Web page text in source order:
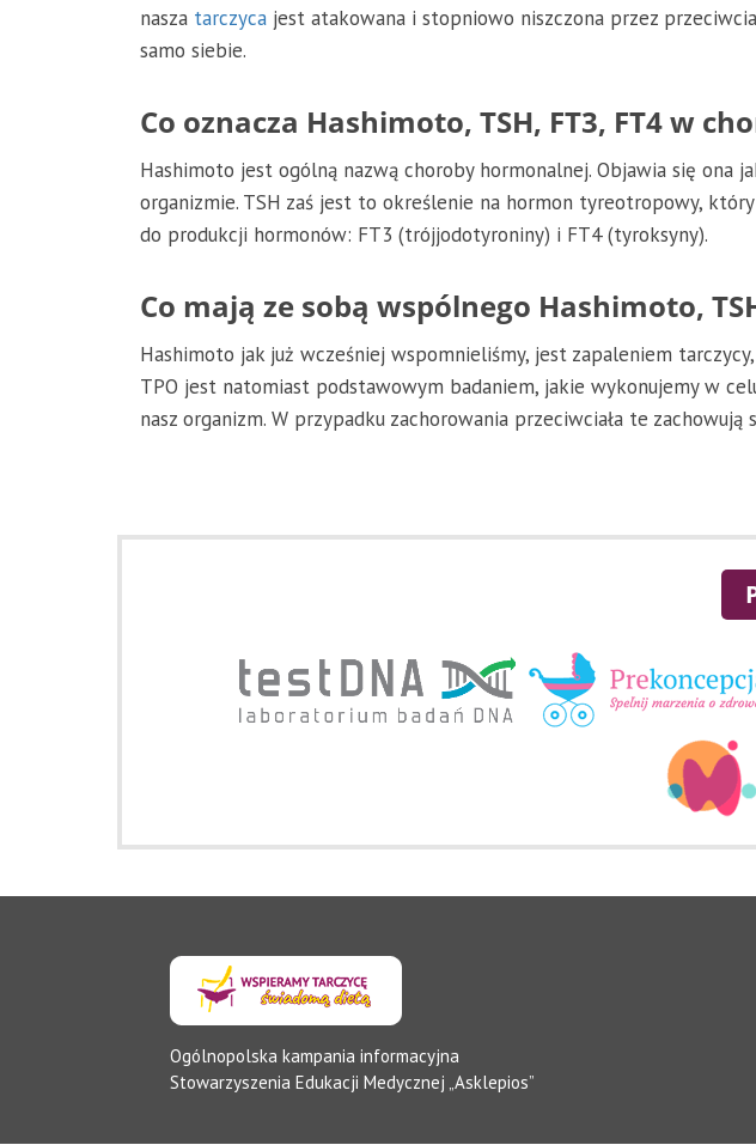
nasza tarczyca jest atakowana i stopniowo niszczona przez
samo siebie.
Co oznacza Hashimoto, TSH, FT3, FT4 w
Hashimoto jest ogólną nazwą choroby hormonalnej. Objawia się ona
organizmie. TSH zaś jest to określenie na hormon tyreotropowy,
do produkcji hormonów: FT3 (trójjodotyroniny) i FT4 (tyroksyny).
Co mają ze sobą wspólnego Hashimoto,
Hashimoto jak już wcześniej wspomnieliśmy, jest zapaleniem
TPO jest natomiast podstawowym badaniem, jakie wykonujemy w
nasz organizm. W przypadku zachorowania przeciwciała te
Ogólnopolska kampania informacyjna
Stowarzyszenia Edukacji Medycznej „Asklepios”